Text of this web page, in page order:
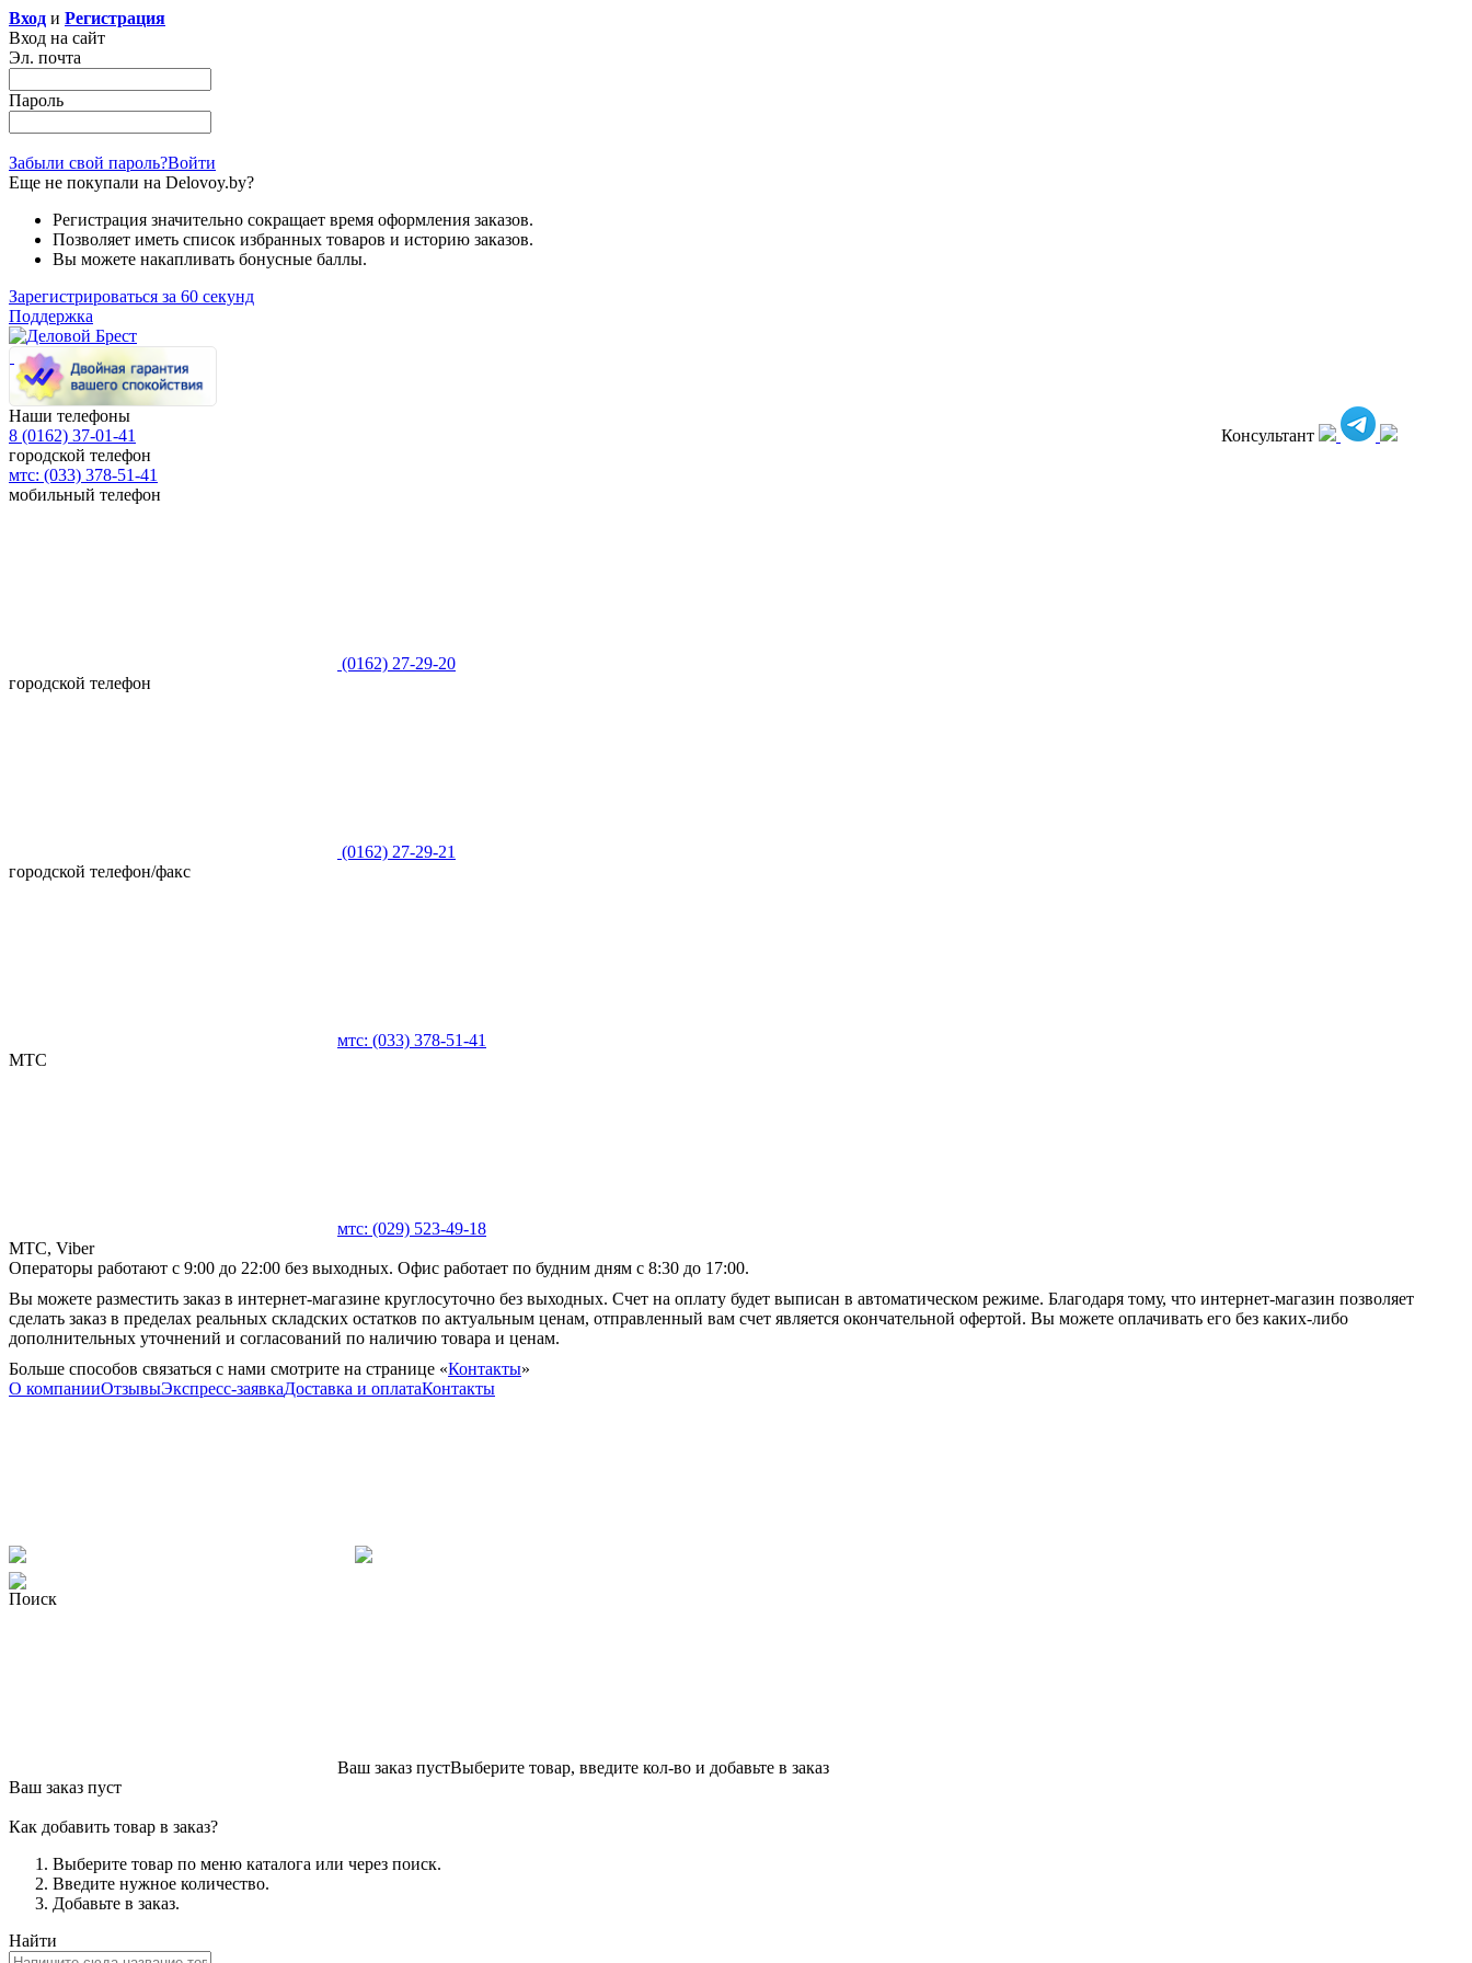
Вход и Регистрация
Вход на сайт
Эл. почта
Пароль
Забыли свой пароль?Войти
Еще не покупали на Delovoy.by?
Регистрация значительно сокращает время оформления заказов.
Позволяет иметь список избранных товаров и историю заказов.
Вы можете накапливать бонусные баллы.
Зарегистрироваться за 60 секунд
Поддержка
Консультант
Наши телефоны
8 (0162) 37-01-41
городской телефон
мтс: (033) 378-51-41
мобильный телефон
(0162) 27-29-20
городской телефон
(0162) 27-29-21
городской телефон/факс
мтс: (033) 378-51-41
MTC
мтс: (029) 523-49-18
MTC, Viber
Операторы работают с 9:00 до 22:00 без выходных. Офис работает по будним дням с 8:30 до 17:00.
Вы можете разместить заказ в интернет-магазине круглосуточно без выходных. Счет на оплату будет выписан в автоматическом режиме. Благодаря тому, что интернет-магазин позволяет
сделать заказ в пределах реальных складских остатков по актуальным ценам, отправленный вам счет является окончательной офертой. Вы можете оплачивать его без каких-либо
дополнительных уточнений и согласований по наличию товара и ценам.
Больше способов связаться с нами смотрите на странице «Контакты»
О компанииОтзывыЭкспресс-заявкаДоставка и оплатаКонтакты
Поиск
Ваш заказ пустВыберите товар, введите кол-во и добавьте в заказ
Ваш заказ пуст
Как добавить товар в заказ?
Выберите товар по меню каталога или через поиск.
Введите нужное количество.
Добавьте в заказ.
Найти